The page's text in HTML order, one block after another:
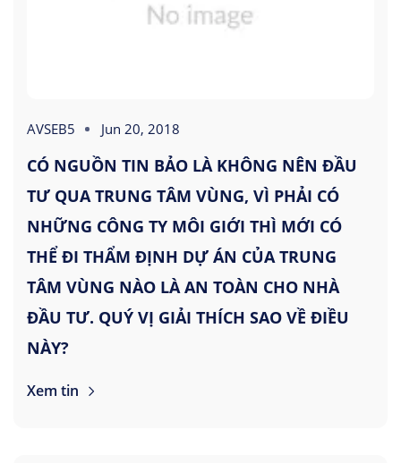
AVSEB5 Jun 20, 2018
CÓ NGUỒN TIN BẢO LÀ KHÔNG NÊN ĐẦU
TƯ QUA TRUNG TÂM VÙNG, VÌ PHẢI CÓ
NHỮNG CÔNG TY MÔI GIỚI THÌ MỚI CÓ
THỂ ĐI THẨM ĐỊNH DỰ ÁN CỦA TRUNG
TÂM VÙNG NÀO LÀ AN TOÀN CHO NHÀ
ĐẦU TƯ. QUÝ VỊ GIẢI THÍCH SAO VỀ ĐIỀU
NÀY?
Xem tin